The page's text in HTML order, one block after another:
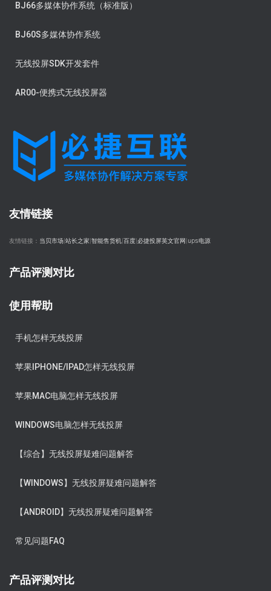
BJ66多媒体协作系统（标准版）
BJ60S多媒体协作系统
无线投屏SDK开发套件
AR00-便携式无线投屏器
友情链接
友情链接： 当贝市场 站长之家 智能售货机 百度 必捷投屏英文官网 ups电源
产品评测对比
使用帮助
手机怎样无线投屏
苹果IPHONE/IPAD怎样无线投屏
苹果MAC电脑怎样无线投屏
WINDOWS电脑怎样无线投屏
【综合】无线投屏疑难问题解答
【WINDOWS】无线投屏疑难问题解答
【ANDROID】无线投屏疑难问题解答
常见问题FAQ
产品评测对比